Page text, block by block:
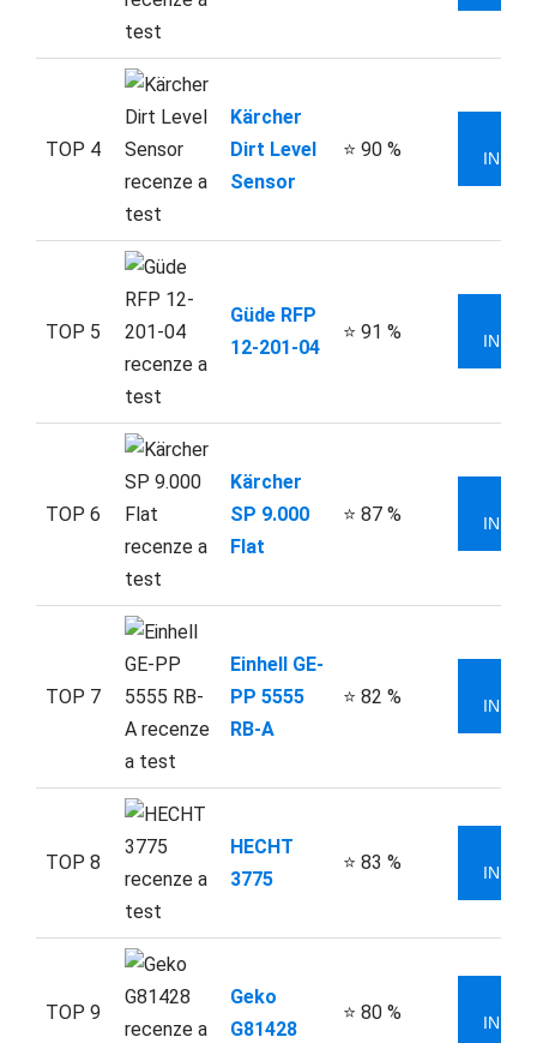
TOP 4
Kärcher
Dirt Level
Sensor
⭐ 90 %
TOP 5
Güde RFP
12-201-04
⭐ 91 %
TOP 6
Kärcher
SP 9.000
Flat
⭐ 87 %
TOP 7
Einhell GE-
PP 5555
RB-A
⭐ 82 %
TOP 8
HECHT
3775
⭐ 83 %
TOP 9
Geko
G81428
⭐ 80 %